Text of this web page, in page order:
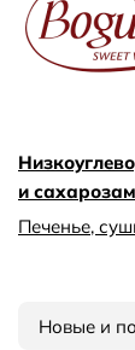
и
Печенье,
Новые и